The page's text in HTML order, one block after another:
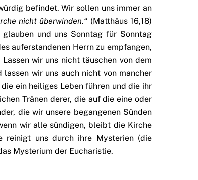
befindet. Wir sollen uns immer an
nicht überwinden.“ (Matthäus 16,18)
und uns Sonntag für Sonntag
auferstandenen Herrn zu empfangen,
wir uns nicht täuschen von dem
wir uns auch nicht von mancher
ein heiliges Leben führen und die ihr
Tränen derer, die auf die eine oder
die wir unsere begangenen Sünden
wir alle sündigen, bleibt die Kirche
reinigt uns durch ihre Mysterien (die
Mysterium der Eucharistie.